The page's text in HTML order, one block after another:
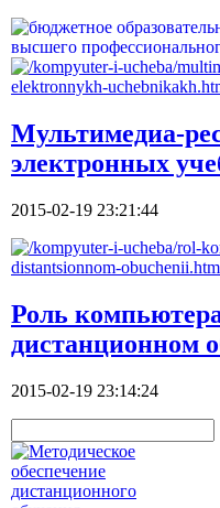
Мультимедиа-
электронных
2015-02-19 23:21:44
Роль
дистанционном
2015-02-19 23:14:24